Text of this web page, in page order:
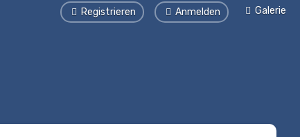
Galerie
Anmelden
Registrieren